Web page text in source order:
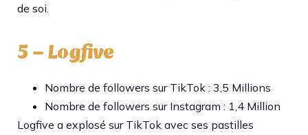
de soi.​
5 – Logfive
Nombre de followers sur TikTok : 3,5 Millions
Nombre de followers sur Instagram : 1,4 Million
Logfive a explosé sur TikTok avec ses pastilles